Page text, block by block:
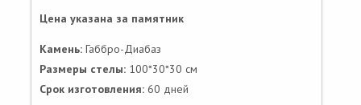
Цена указана за памятник
Камень: Габбро-Диабаз
Размеры стелы: 100*30*30 см
Срок изготовления: 60 дней